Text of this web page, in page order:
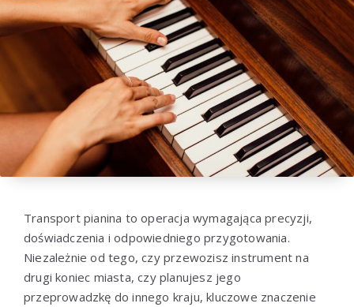
Transport pianina to operacja wymagająca precyzji,
doświadczenia i odpowiedniego przygotowania.
Niezależnie od tego, czy przewozisz instrument na
drugi koniec miasta, czy planujesz jego
przeprowadzkę do innego kraju, kluczowe znaczenie